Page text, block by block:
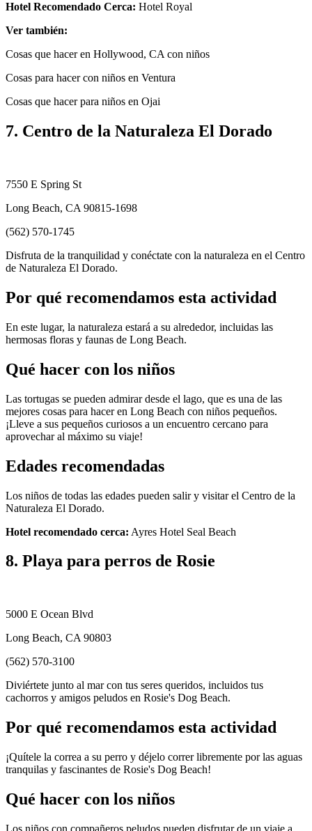
Hotel Recomendado Cerca: Hotel Royal
Ver también:
Cosas que hacer en Hollywood, CA con niños
Cosas para hacer con niños en Ventura
Cosas que hacer para niños en Ojai
7. Centro de la Naturaleza El Dorado
7550 E Spring St
Long Beach, CA 90815-1698
(562) 570-1745
Disfruta de la tranquilidad y conéctate con la naturaleza en el Centro
de Naturaleza El Dorado.
Por qué recomendamos esta actividad
En este lugar, la naturaleza estará a su alrededor, incluidas las
hermosas floras y faunas de Long Beach.
Qué hacer con los niños
Las tortugas se pueden admirar desde el lago, que es una de las
mejores cosas para hacer en Long Beach con niños pequeños.
¡Lleve a sus pequeños curiosos a un encuentro cercano para
aprovechar al máximo su viaje!
Edades recomendadas
Los niños de todas las edades pueden salir y visitar el Centro de la
Naturaleza El Dorado.
Hotel recomendado cerca: Ayres Hotel Seal Beach
8. Playa para perros de Rosie
5000 E Ocean Blvd
Long Beach, CA 90803
(562) 570-3100
Diviértete junto al mar con tus seres queridos, incluidos tus
cachorros y amigos peludos en Rosie's Dog Beach.
Por qué recomendamos esta actividad
¡Quítele la correa a su perro y déjelo correr libremente por las aguas
tranquilas y fascinantes de Rosie's Dog Beach!
Qué hacer con los niños
Los niños con compañeros peludos pueden disfrutar de un viaje a